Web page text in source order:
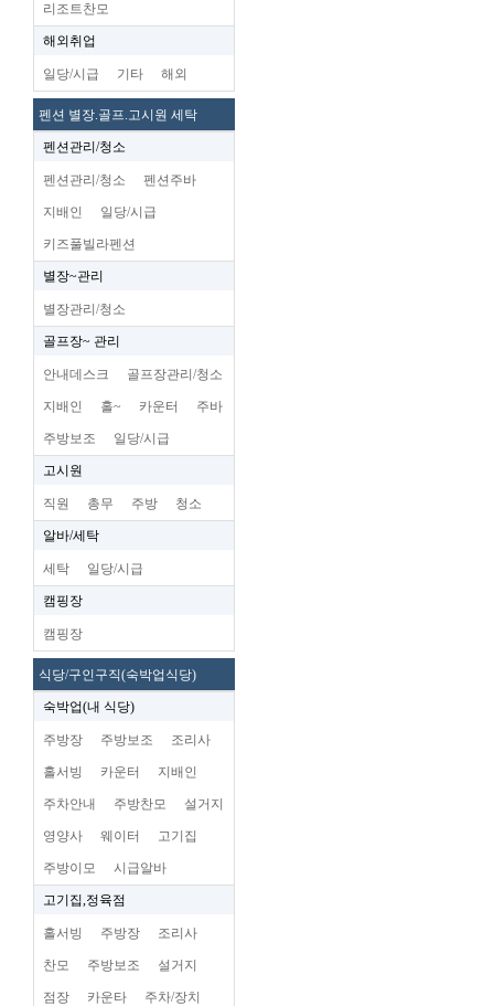
리조트찬모
해외취업
일당/시급 기타 해외
펜션 별장.골프.고시원 세탁
펜션관리/청소
펜션관리/청소 펜션주바
지배인 일당/시급
키즈풀빌라펜션
별장~관리
별장관리/청소
골프장~ 관리
안내데스크 골프장관리/청소
지배인 홀~ 카운터 주바
주방보조 일당/시급
고시원
직원 총무 주방 청소
알바/세탁
세탁 일당/시급
캠핑장
캠핑장
식당/구인구직(숙박업식당)
숙박업(내 식당)
주방장 주방보조 조리사
홀서빙 카운터 지배인
주차안내 주방찬모 설거지
영양사 웨이터 고기집
주방이모 시급알바
고기집,정육점
홀서빙 주방장 조리사
찬모 주방보조 설거지
점장 카운타 주차/장치